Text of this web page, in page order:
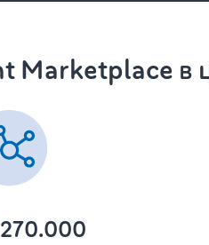
Marketplace в